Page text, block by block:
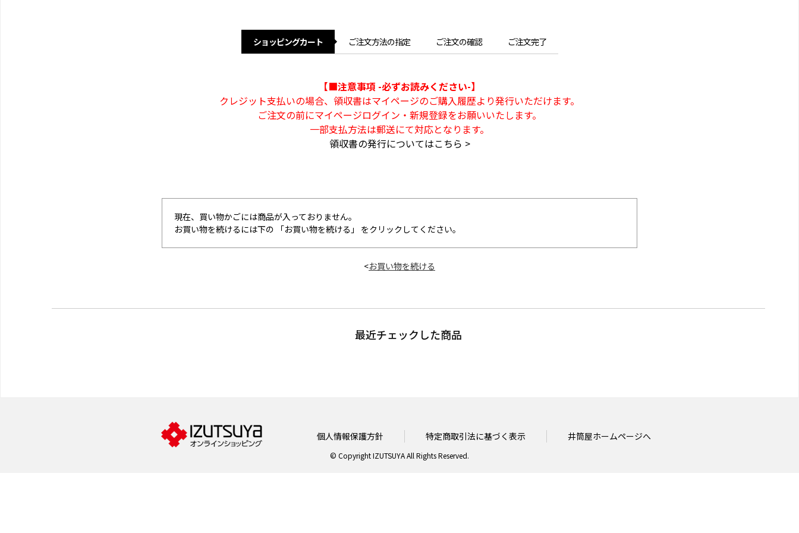
ショッピングカート ご注文方法の指定 ご注文の確認 ご注文完了
【■注意事項 -必ずお読みください-】
クレジット支払いの場合、領収書はマイページのご購入履歴より発行いただけます。
ご注文の前にマイページログイン・新規登録をお願いいたします。
一部支払方法は郵送にて対応となります。
領収書の発行についてはこちら >
現在、買い物かごには商品が入っておりません。
お買い物を続けるには下の 「お買い物を続ける」 をクリックしてください。
<
最近チェックした商品
個人情報保護方針 特定商取引法に基づく表示 井筒屋ホームページへ
© Copyright IZUTSUYA All Rights Reserved.